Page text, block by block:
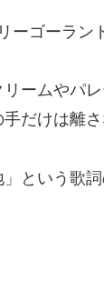
ーゴーラン
ームやパ
だけは離
」という歌